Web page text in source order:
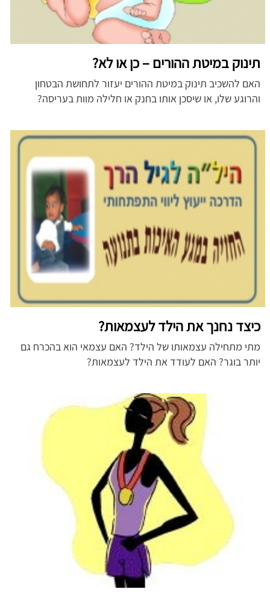
תינוק במיטת ההורים – כן או לא?
האם להשכיב תינוק במיטת ההורים יעזור לתחושת הבטחון
והרוגע שלו, או שיסכן אותו בחנק או חלילה מוות בעריסה?
כיצד נחנך את הילד לעצמאות?
מתי מתחילה עצמאותו של הילד? האם עצמאי הוא בהכרח גם
יותר בוגר? האם לעודד את הילד לעצמאות?